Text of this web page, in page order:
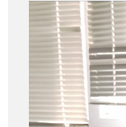
პოლიტიკა